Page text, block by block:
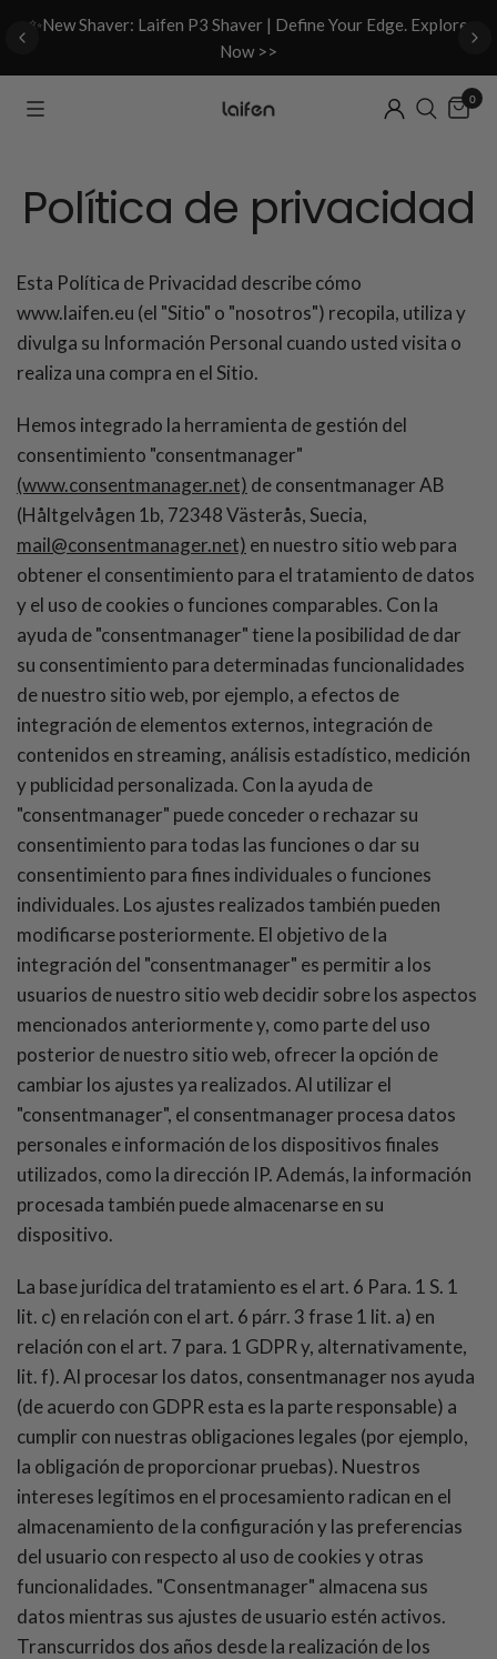
✨New Shaver: Laifen P3 Shaver | Define Your Edge. Explore
Now >>
0
Política de privacidad
Esta Política de Privacidad describe cómo
www.laifen.eu (el "Sitio" o "nosotros") recopila, utiliza y
divulga su Información Personal cuando usted visita o
realiza una compra en el Sitio.
Hemos integrado la herramienta de gestión del
consentimiento "consentmanager"
(www.consentmanager.net) de consentmanager AB
(Håltgelvågen 1b, 72348 Västerås, Suecia,
mail@consentmanager.net) en nuestro sitio web para
obtener el consentimiento para el tratamiento de datos
y el uso de cookies o funciones comparables. Con la
ayuda de "consentmanager" tiene la posibilidad de dar
su consentimiento para determinadas funcionalidades
de nuestro sitio web, por ejemplo, a efectos de
integración de elementos externos, integración de
contenidos en streaming, análisis estadístico, medición
y publicidad personalizada. Con la ayuda de
"consentmanager" puede conceder o rechazar su
consentimiento para todas las funciones o dar su
consentimiento para fines individuales o funciones
individuales. Los ajustes realizados también pueden
modificarse posteriormente. El objetivo de la
integración del "consentmanager" es permitir a los
usuarios de nuestro sitio web decidir sobre los aspectos
mencionados anteriormente y, como parte del uso
posterior de nuestro sitio web, ofrecer la opción de
cambiar los ajustes ya realizados. Al utilizar el
"consentmanager", el consentmanager procesa datos
personales e información de los dispositivos finales
utilizados, como la dirección IP. Además, la información
procesada también puede almacenarse en su
dispositivo.
La base jurídica del tratamiento es el art. 6 Para. 1 S. 1
lit. c) en relación con el art. 6 párr. 3 frase 1 lit. a) en
relación con el art. 7 para. 1 GDPR y, alternativamente,
lit. f). Al procesar los datos, consentmanager nos ayuda
(de acuerdo con GDPR esta es la parte responsable) a
cumplir con nuestras obligaciones legales (por ejemplo,
la obligación de proporcionar pruebas). Nuestros
intereses legítimos en el procesamiento radican en el
almacenamiento de la configuración y las preferencias
del usuario con respecto al uso de cookies y otras
funcionalidades. "Consentmanager" almacena sus
datos mientras sus ajustes de usuario estén activos.
Transcurridos dos años desde la realización de los